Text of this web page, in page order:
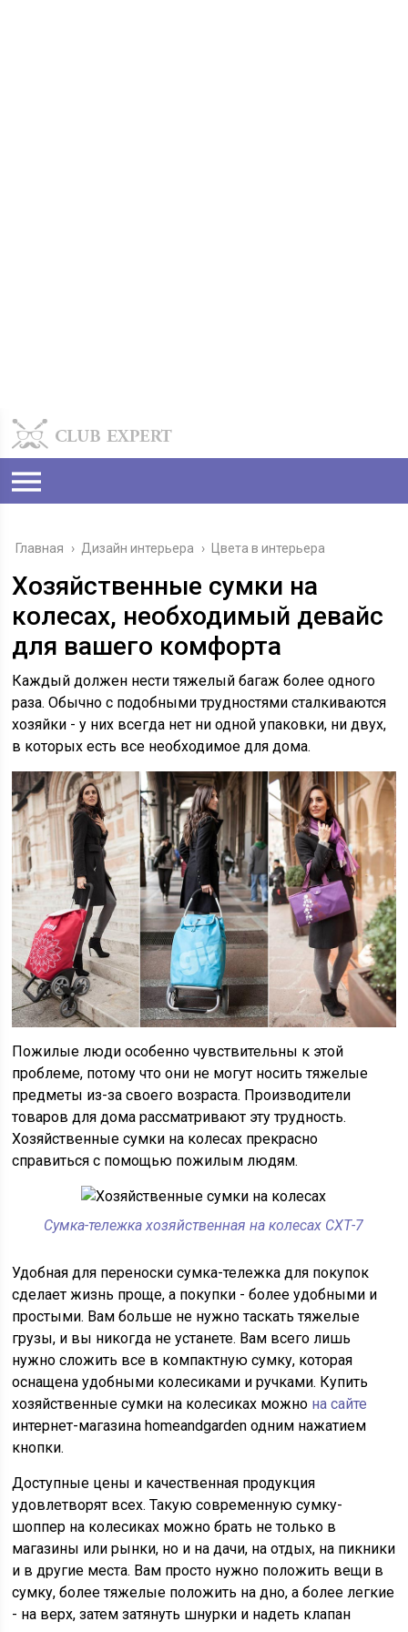
Главная › Дизайн интерьера › Цвета в интерьера
Хозяйственные сумки на
колесах, необходимый девайс
для вашего комфорта
Каждый должен нести тяжелый багаж более одного
раза. Обычно с подобными трудностями сталкиваются
хозяйки - у них всегда нет ни одной упаковки, ни двух,
в которых есть все необходимое для дома.
Пожилые люди особенно чувствительны к этой
проблеме, потому что они не могут носить тяжелые
предметы из-за своего возраста. Производители
товаров для дома рассматривают эту трудность.
Хозяйственные сумки на колесах прекрасно
справиться с помощью пожилым людям.
Сумка-тележка хозяйственная на колесах СХТ-7
Удобная для переноски сумка-тележка для покупок
сделает жизнь проще, а покупки - более удобными и
простыми. Вам больше не нужно таскать тяжелые
грузы, и вы никогда не устанете. Вам всего лишь
нужно сложить все в компактную сумку, которая
оснащена удобными колесиками и ручками. Купить
хозяйственные сумки на колесиках можно на сайте
интернет-магазина homeandgarden одним нажатием
кнопки.
Доступные цены и качественная продукция
удовлетворят всех. Такую современную сумку-
шоппер на колесиках можно брать не только в
магазины или рынки, но и на дачи, на отдых, на пикники
и в другие места. Вам просто нужно положить вещи в
сумку, более тяжелые положить на дно, а более легкие
- на верх, затем затянуть шнурки и надеть клапан